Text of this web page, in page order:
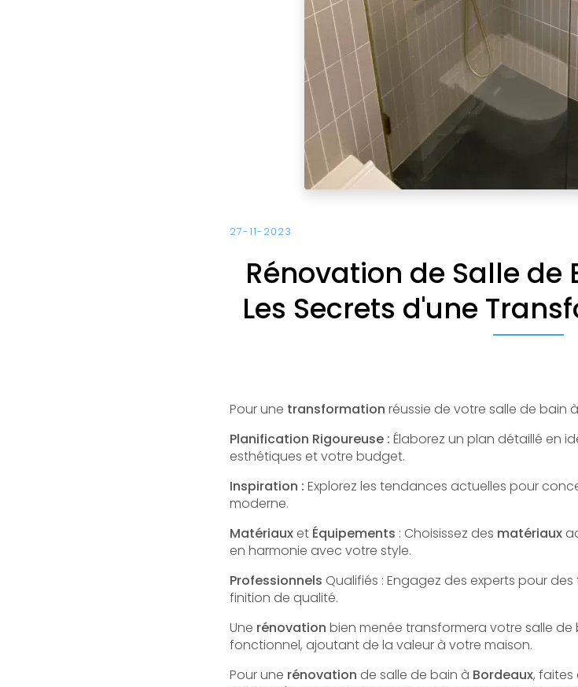
27-11-2023
Rénovation de Salle de
Les Secrets d'une
Pour une transformation réussie de votre salle de bain à
Planification Rigoureuse : Élaborez un plan détaillé en
esthétiques et votre budget.
Inspiration : Explorez les tendances actuelles pour
moderne.
Matériaux et Équipements : Choisissez des matériaux
en harmonie avec votre style.
Professionnels Qualifiés : Engagez des experts pour
finition de qualité.
Une rénovation bien menée transformera votre salle
fonctionnel, ajoutant de la valeur à votre maison.
Pour une rénovation de salle de bain à Bordeaux,